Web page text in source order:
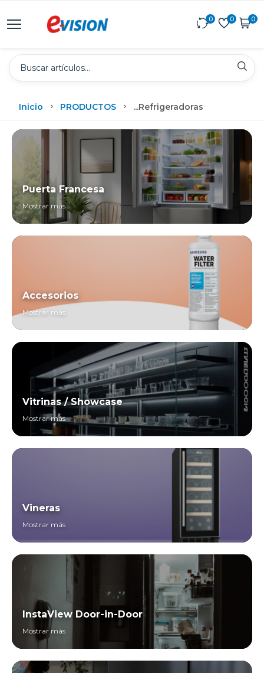
0 0 0
Inicio PRODUCTOS ...Refrigeradoras
Puerta Francesa
Mostrar más
Accesorios
Mostrar más
Vitrinas / Showcase
Mostrar más
Vineras
Mostrar más
InstaView Door-in-Door
Mostrar más